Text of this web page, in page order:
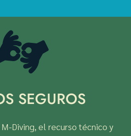
SEGUROS
Diving, el recurso técnico y